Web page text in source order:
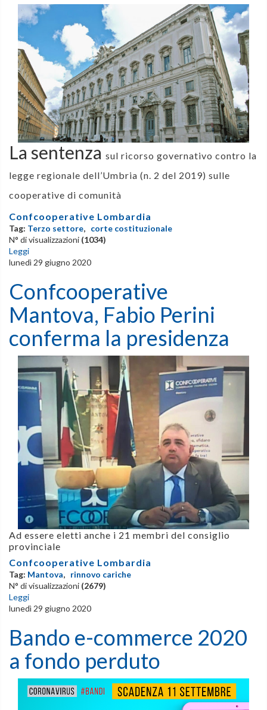
La sentenza sul ricorso governativo contro la
legge regionale dell’Umbria (n. 2 del 2019) sulle
cooperative di comunità
Confcooperative Lombardia
Tag: Terzo settore, corte costituzionale
N° di visualizzazioni (1034)
Leggi
lunedì 29 giugno 2020
Confcooperative
Mantova, Fabio Perini
conferma la presidenza
Ad essere eletti anche i 21 membri del consiglio
provinciale
Confcooperative Lombardia
Tag: Mantova, rinnovo cariche
N° di visualizzazioni (2679)
Leggi
lunedì 29 giugno 2020
Bando e-commerce 2020
a fondo perduto